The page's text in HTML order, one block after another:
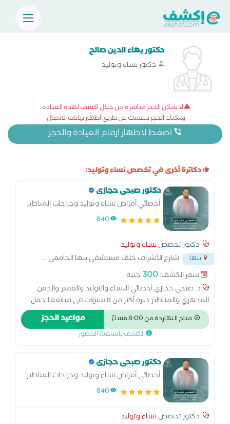
دكتور بهاء الدين صالح
دكتور نساء وتوليد
لا يمكن الحجز مباشرة من خلال اكشف لهذه العيادة،
يمكنك الحجز بنفسك عن طريق اظهار بيانات الاتصال:
اضغط لاظهار ارقام العيادة والحجز
دكاترة أخرى في تخصص نساء وتوليد:
دكتور صبحى حجازى
أخصائي أمراض نساء وتوليد وجراحات المناظير
والحقن المجهري وتحديد نوع الجنين
840
دكتور تخصصنساء وتوليد
بنها شارع الأشراف خلف مستشفى بنها الجامعي...
سعر الكشف:300 جنيه
د. صبحي حجازي أخصائي النساء والتوليد والعقم والحقن
المجهري والمناظير خبرة أكثر من 8 سنوات في متابعة الحمل
والولادة الطبيعية والقيصرية، وعلاج تأخر الحمل والحقن
المجهري. متخصص في مناظير الرحم والبطن وعلاج تكيس
المبايض وبطانة الرحم المهاجرة. أسعى لتقديم رعاية متكاملة
وحتى تحقيق حلم الأمومة
متاح النهاردة من 8:00 مساءً مواعيد الحجز
الكشف باسبقية الحضور
دكتور صبحى حجازى
أخصائي أمراض نساء وتوليد وجراحات المناظير
والحقن المجهري وتحديد نوع الجنين
840
دكتور تخصصنساء وتوليد